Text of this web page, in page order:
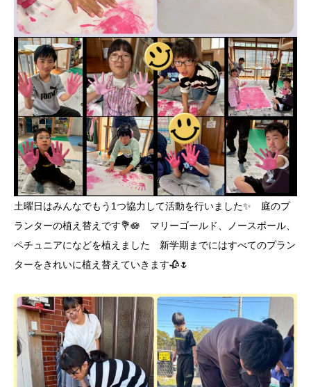
土曜日はみんなでもう1つ協力して活動を行いました✨️ 庭のプ
ランターの植え替えです💐🪷 マリーゴールド、ノースポール、
ペチュニアになどを植えました 新学期までにはすべてのプラン
ターをきれいに植え替えていきます🥀🌷